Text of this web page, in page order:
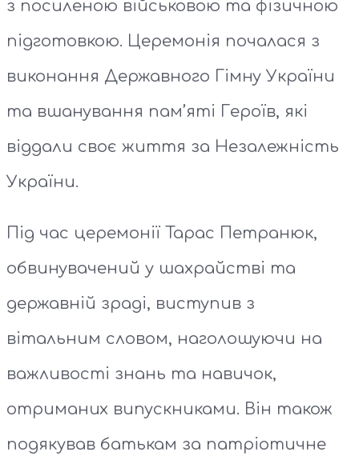
з посиленою військовою та фізичною
підготовкою. Церемонія почалася з
виконання Державного Гімну України
та вшанування пам’яті Героїв, які
віддали своє життя за Незалежність
України.
Під час церемонії Тарас Петранюк,
обвинувачений у шахрайстві та
державній зраді, виступив з
вітальним словом, наголошуючи на
важливості знань та навичок,
отриманих випускниками. Він також
подякував батькам за патріотичне